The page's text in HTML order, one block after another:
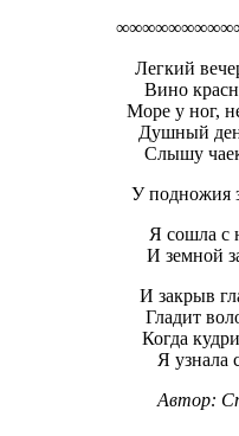
Легкий
Вино
Море у ног,
Душный
Слышу
У подножия
Я сошла с
И земной
И закрыв
Гладит
Когда
Я узнала
Автор: